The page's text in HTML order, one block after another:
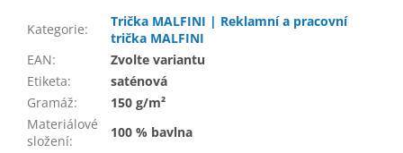
Kategorie:
Trička MALFINI | Reklamní a pracovní
trička MALFINI
EAN:
Zvolte variantu
Etiketa:
saténová
Gramáž:
150 g/m²
Materiálové
složení:
100 % bavlna